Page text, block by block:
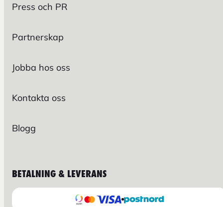
Press och PR
Partnerskap
Jobba hos oss
Kontakta oss
Blogg
BETALNING & LEVERANS